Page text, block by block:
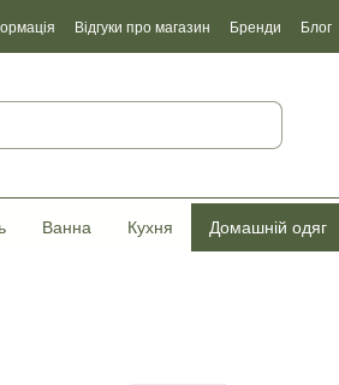
Відгуки про магазин Бренди
Блог
Ванна Кухня Домашній одяг